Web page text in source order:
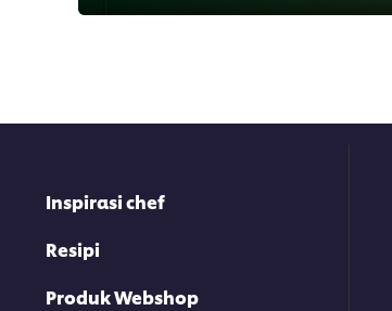
Inspirasi chef
Resipi
Produk Webshop